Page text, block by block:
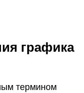
графика
термином